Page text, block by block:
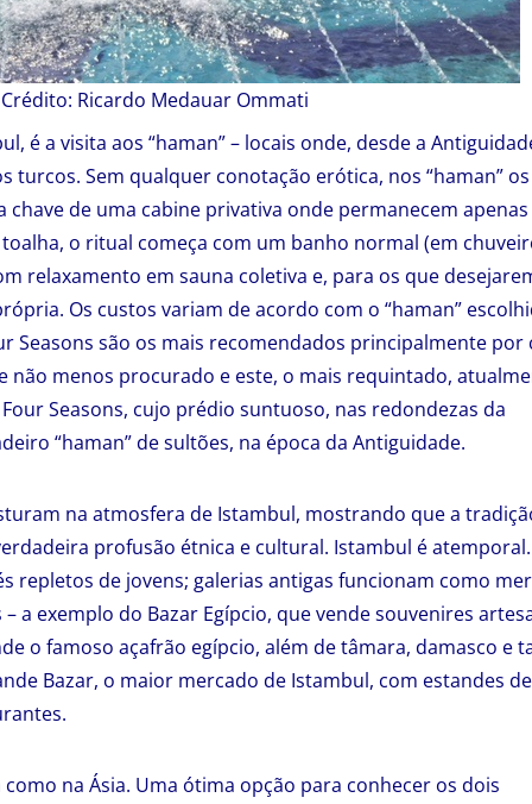
Ricardo Medauar Ommati
é a visita aos “haman” – locais onde, desde a
turcos. Sem qualquer conotação erótica, nos “haman” os
de uma cabine privativa onde permanecem
o ritual começa com um banho normal (em
relaxamento em sauna coletiva e, para os que
Os custos variam de acordo com o “haman”
Seasons são os mais recomendados principalmente por
não menos procurado e este, o mais requintado,
Seasons, cujo prédio suntuoso, nas redondezas da
“haman” de sultões, na época da Antiguidade.
na atmosfera de Istambul, mostrando que a
profusão étnica e cultural. Istambul é atemporal.
repletos de jovens; galerias antigas funcionam como
a exemplo do Bazar Egípcio, que vende souvenires
o famoso açafrão egípcio, além de tâmara, damasco e
Bazar, o maior mercado de Istambul, com estandes de
na Ásia. Uma ótima opção para conhecer os dois